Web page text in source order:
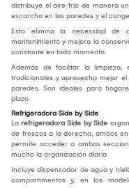
distribuye el aire frío de manera
escarcha en las paredes y el
Esto elimina la necesidad de
mantenimiento y mejora la
constante en todo momento.
Además de facilitar la limpieza,
tradicionales y aprovecha mejor
paredes. Son ideales para
plazo.
Refrigeradora Side by Side
La refrigeradora Side by Side
de frescos a la derecha, ambos
permite acceder a ambas
mucho la organización diaria.
Incluye dispensador de agua y
compartimentos y, en los